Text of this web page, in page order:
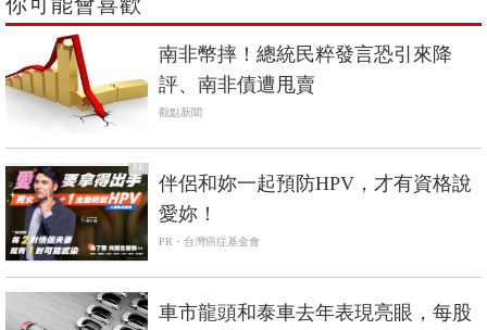
南非幣摔！總統民粹發言恐引來降
評、南非債遭甩賣
觀點新聞
PR
伴侶和妳一起預防HPV，才有資格說
愛妳！
PR・台灣癌症基金會
車市龍頭和泰車去年表現亮眼，每股